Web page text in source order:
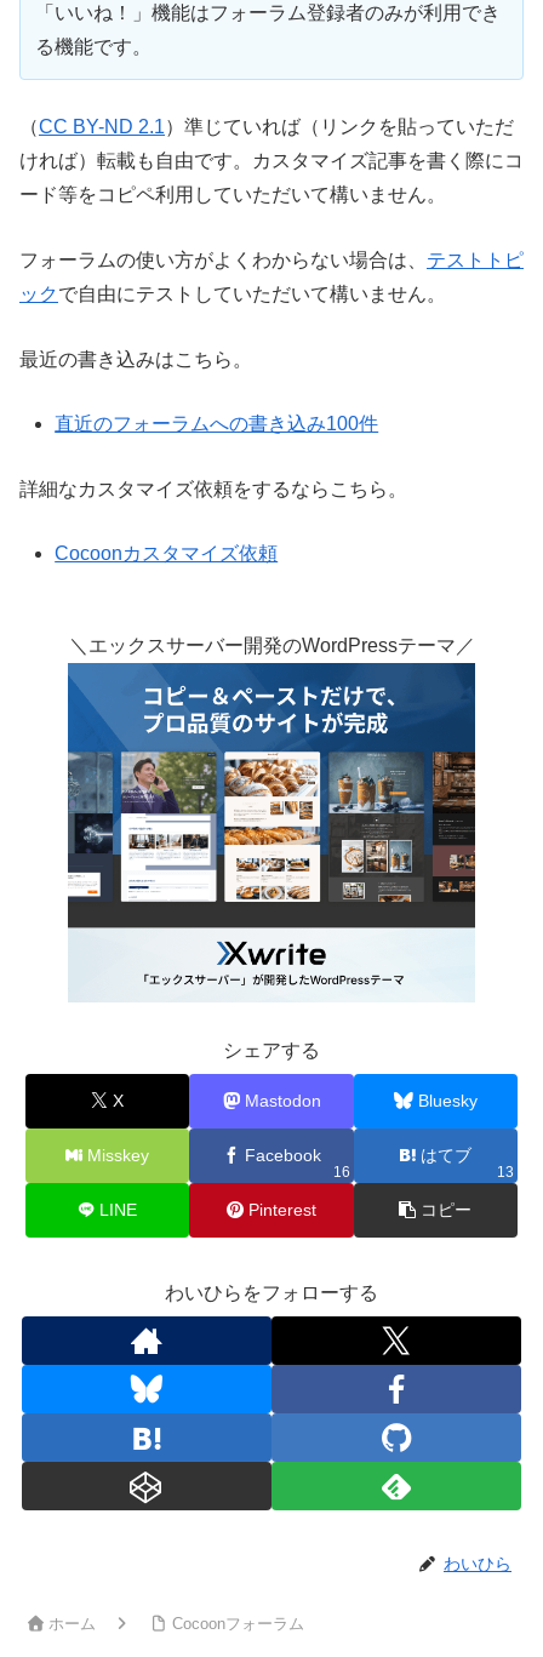
「いいね！」機能はフォーラム登録者のみが利用でき
る機能です。
（CC BY-ND 2.1）準じていれば（リンクを貼っていただ
ければ）転載も自由です。カスタマイズ記事を書く際にコ
ード等をコピペ利用していただいて構いません。
フォーラムの使い方がよくわからない場合は、 テストトピ
ックで自由にテストしていただいて構いません。
最近の書き込みはこちら。
直近のフォーラムへの書き込み100件
詳細なカスタマイズ依頼をするならこちら。
Cocoonカスタマイズ依頼
＼エックスサーバー開発のWordPressテーマ／
シェアする
X Mastodon Bluesky
Misskey Facebook
16
はてブ
13
LINE Pinterest コピー
わいひらをフォローする
わいひら
ホーム Cocoonフォーラム